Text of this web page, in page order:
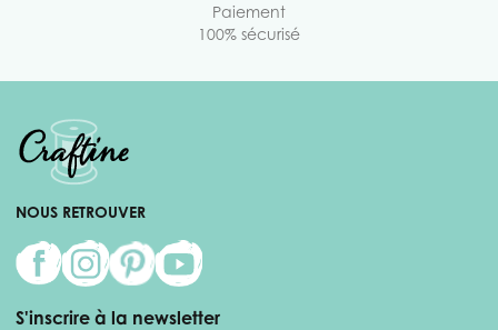
Paiement
100% sécurisé
NOUS RETROUVER
S'inscrire à la newsletter